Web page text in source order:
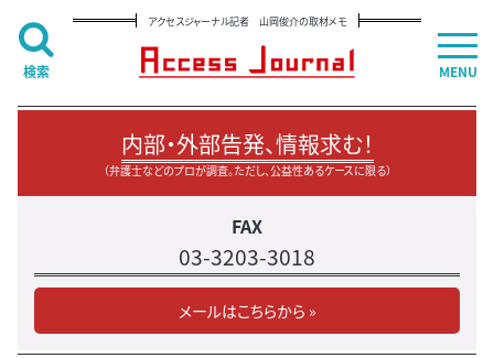
アクセスジャーナル記者 山岡俊介の取材メモ
内部・外部告発、情報求む！
（弁護士などのプロが調査。ただし、公益性あるケースに限る）
FAX
03-3203-3018
メールはこちらから »
MENU
検索